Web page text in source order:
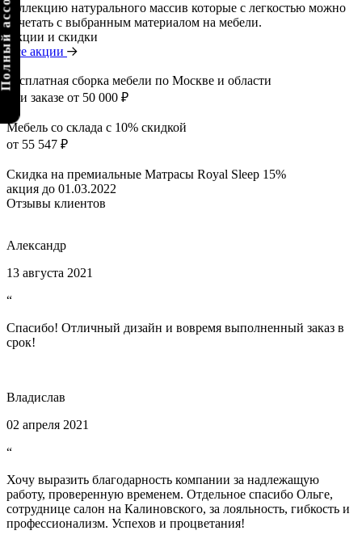
коллекцию натурального массив которые с легкостью можно
сочетать с выбранным материалом на мебели.
Акции и скидки
Все акции
Бесплатная сборка мебели по Москве и области
при заказе от 50 000 ₽
Мебель со склада с 10% скидкой
от 55 547 ₽
Скидка на премиальные Матрасы Royal Sleep 15%
акция до 01.03.2022
Отзывы клиентов
Александр
13 августа 2021
“
Спасибо! Отличный дизайн и вовремя выполненный заказ в
срок!
Владислав
02 апреля 2021
“
Хочу выразить благодарность компании за надлежащую
работу, проверенную временем. Отдельное спасибо Ольге,
сотруднице салон на Калиновского, за лояльность, гибкость и
профессионализм. Успехов и процветания!